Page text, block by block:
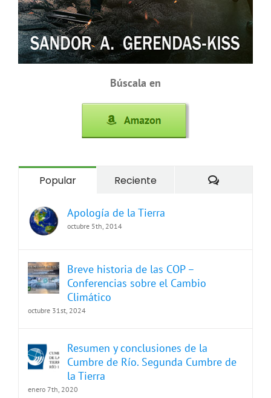
Búscala en
Popular Reciente
Apología de la Tierra
octubre 5th, 2014
Breve historia de las COP –
Conferencias sobre el Cambio
Climático
octubre 31st, 2024
Resumen y conclusiones de la
Cumbre de Río. Segunda Cumbre de
la Tierra
enero 7th, 2020